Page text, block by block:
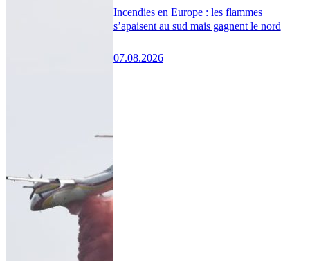
Incendies en Europe : les flammes
s’apaisent au sud mais gagnent le nord
07.08.2026